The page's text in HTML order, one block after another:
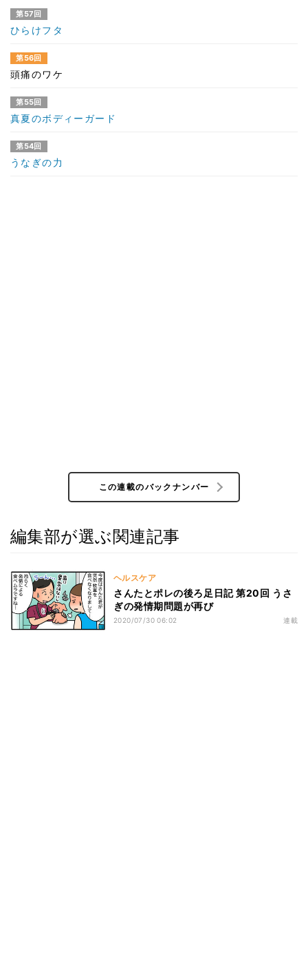
第57回
ひらけフタ
第56回
頭痛のワケ
第55回
真夏のボディーガード
第54回
うなぎの力
この連載のバックナンバー
編集部が選ぶ関連記事
ヘルスケア
さんたとポレの後ろ足日記 第20回 うさ
ぎの発情期問題が再び
2020/07/30 06:02 連載